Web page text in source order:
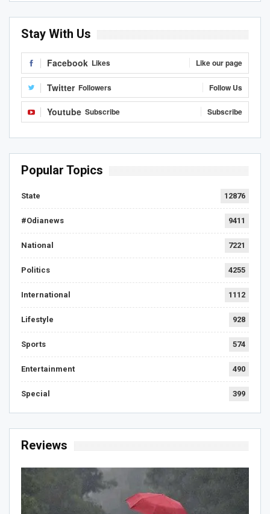
Stay With Us
Facebook Likes Like our page
Twitter Followers Follow Us
Youtube Subscribe Subscribe
Popular Topics
State 12876
#Odianews 9411
National 7221
Politics 4255
International 1112
Lifestyle 928
Sports 574
Entertainment 490
Special 399
Reviews